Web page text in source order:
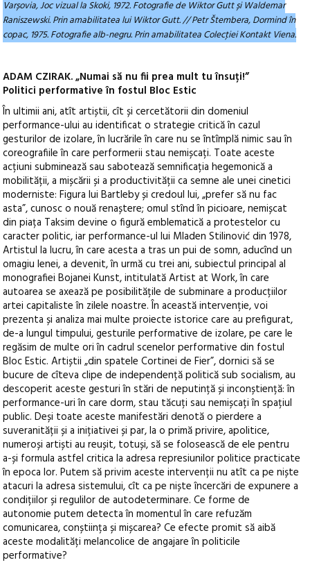
Varșovia, Joc vizual la Skoki, 1972. Fotografie de Wiktor Gutt și Waldemar
Raniszewski. Prin amabilitatea lui Wiktor Gutt. // Petr Štembera, Dormind în
copac, 1975. Fotografie alb-negru. Prin amabilitatea Colecţiei Kontakt Viena.
ADAM CZIRAK. „Numai să nu fii prea mult tu însuți!”
Politici performative în fostul Bloc Estic
În ultimii ani, atît artiștii, cît și cercetătorii din domeniul
performance-ului au identificat o strategie critică în cazul
gesturilor de izolare, în lucrările în care nu se întîmplă nimic sau în
coreografiile în care performerii stau nemișcați. Toate aceste
acțiuni subminează sau sabotează semnificația hegemonică a
mobilității, a mișcării și a productivității ca semne ale unei cinetici
moderniste: Figura lui Bartleby și credoul lui, „prefer să nu fac
asta”, cunosc o nouă renaștere; omul stînd în picioare, nemișcat
din piața Taksim devine o figură emblematică a protestelor cu
caracter politic, iar performance-ul lui Mladen Stilinović din 1978,
Artistul la lucru, în care acesta a tras un pui de somn, aducînd un
omagiu lenei, a devenit, în urmă cu trei ani, subiectul principal al
monografiei Bojanei Kunst, intitulată Artist at Work, în care
autoarea se axează pe posibilitățile de subminare a producțiilor
artei capitaliste în zilele noastre. În această intervenție, voi
prezenta și analiza mai multe proiecte istorice care au prefigurat,
de-a lungul timpului, gesturile performative de izolare, pe care le
regăsim de multe ori în cadrul scenelor performative din fostul
Bloc Estic. Artiștii „din spatele Cortinei de Fier”, dornici să se
bucure de cîteva clipe de independență politică sub socialism, au
descoperit aceste gesturi în stări de neputință și inconștiență: în
performance-uri în care dorm, stau tăcuți sau nemișcați în spațiul
public. Deși toate aceste manifestări denotă o pierdere a
suveranității și a inițiativei și par, la o primă privire, apolitice,
numeroși artiști au reușit, totuși, să se folosească de ele pentru
a-și formula astfel critica la adresa represiunilor politice practicate
în epoca lor. Putem să privim aceste intervenții nu atît ca pe niște
atacuri la adresa sistemului, cît ca pe niște încercări de expunere a
condițiilor și regulilor de autodeterminare. Ce forme de
autonomie putem detecta în momentul în care refuzăm
comunicarea, conștiința și mișcarea? Ce efecte promit să aibă
aceste modalități melancolice de angajare în politicile
performative?